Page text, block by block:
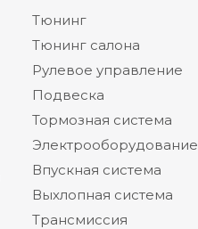
Тюнинг
Тюнинг салона
Рулевое управление
Подвеска
Тормозная система
Электрооборудование
Впускная система
Выхлопная система
Трансмиссия